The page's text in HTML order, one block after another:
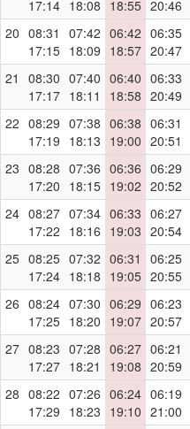
17:14 18:08 18:55 20:46
20 08:31
17:15
07:42
18:09
06:42
18:57
06:35
20:47
21
08:30
17:17
07:40
18:11
06:40
18:58
06:33
20:49
22 08:29
17:19
07:38
18:13
06:38
19:00
06:31
20:51
23 08:28
17:20
07:36
18:15
06:36
19:02
06:29
20:52
24 08:27
17:22
07:34
18:16
06:33
19:03
06:27
20:54
25 08:25
17:24
07:32
18:18
06:31
19:05
06:25
20:55
26 08:24
17:25
07:30
18:20
06:29
19:07
06:23
20:57
27 08:23
17:27
07:28
18:21
06:27
19:08
06:21
20:59
28 08:22
17:29
07:26
18:23
06:24
19:10
06:19
21:00